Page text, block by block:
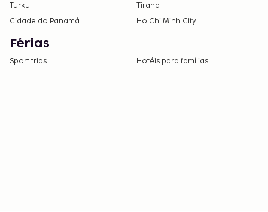
Turku
Tirana
Cidade do Panamá
Ho Chi Minh City
Férias
Sport trips Hotéis para famílias